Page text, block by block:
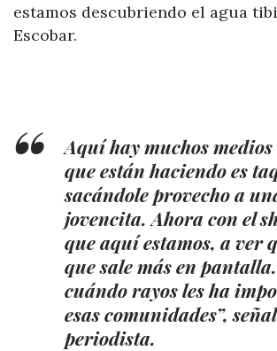
estamos descubriendo el agua
Escobar.
Aquí hay muchos
que están haciendo es
sacándole provecho a
jovencita. Ahora con el
que aquí estamos, a ver
que sale más en
cuándo rayos les ha
esas comunidades”,
periodista.